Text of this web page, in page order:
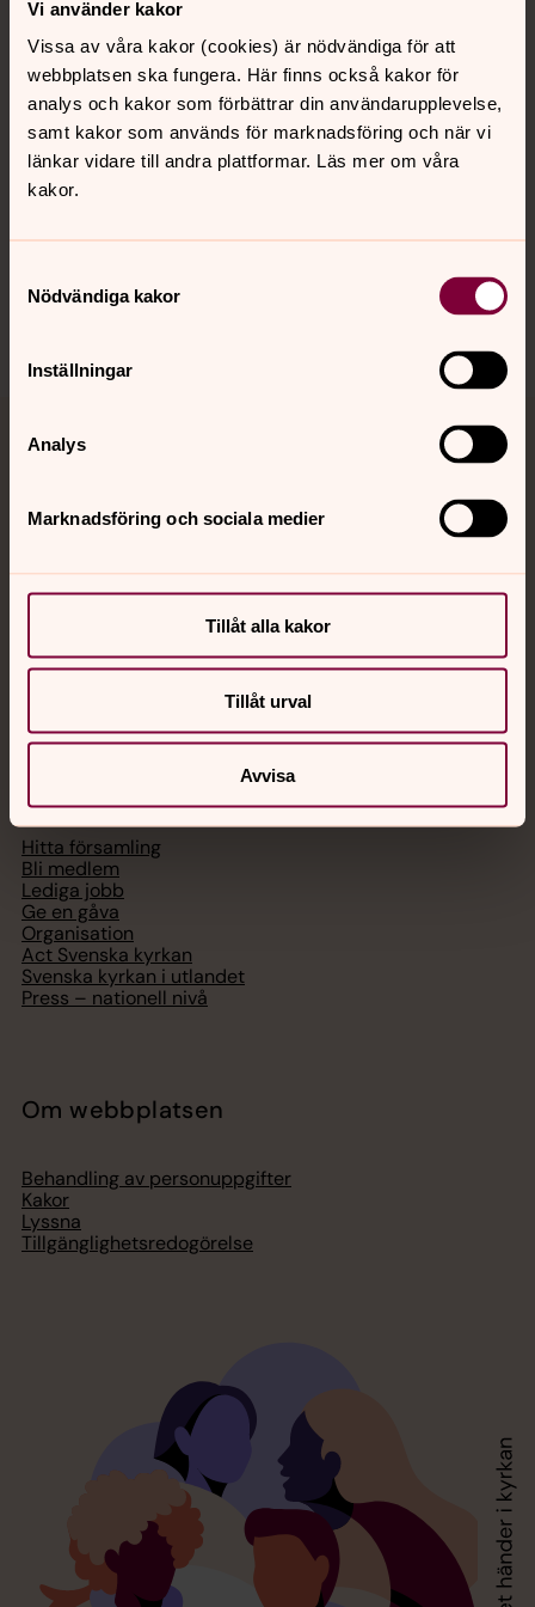
Vi använder kakor
Vissa av våra kakor (cookies) är nödvändiga för att
webbplatsen ska fungera. Här finns också kakor för
analys och kakor som förbättrar din användarupplevelse,
samt kakor som används för marknadsföring och när vi
länkar vidare till andra plattformar. Läs mer om våra
kakor.
Nödvändiga kakor
Inställningar
Analys
Marknadsföring och sociala medier
Tillåt alla kakor
Tillåt urval
Avvisa
Kalender
Hitta snabbt
Jourhavande präst
Akut samtals- och krisstöd. Prata eller chatta anonymt
med en präst på kvällar och nätter.
Chatt
Telefon 112
Hitta församling
Bli medlem
Lediga jobb
Ge en gåva
Organisation
Act Svenska kyrkan
Svenska kyrkan i utlandet
Press – nationell nivå
Om webbplatsen
Behandling av personuppgifter
Kakor
Lyssna
Tillgänglighetsredogörelse